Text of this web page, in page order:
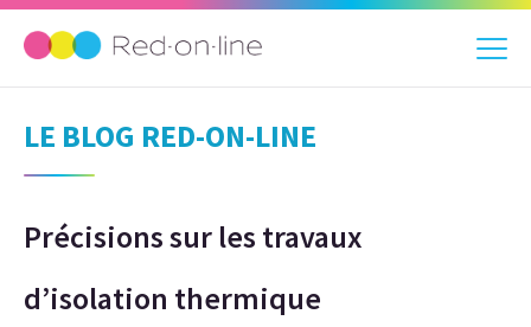
LE BLOG RED-ON-LINE
Précisions sur les travaux
d’isolation thermique